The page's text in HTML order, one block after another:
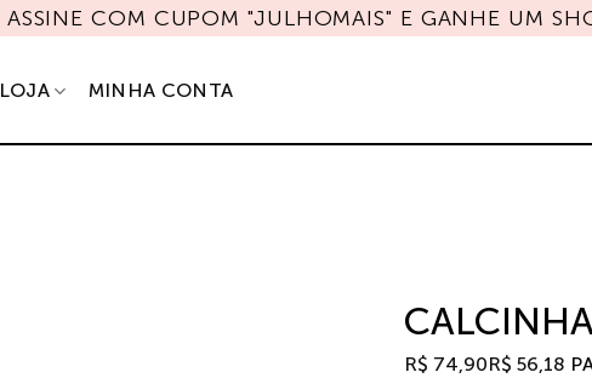
ASSINE COM CUPOM "JULHOMAIS" E GANHE UM
LOJA MINHA CONTA
R$ 74,90R$ 56,18